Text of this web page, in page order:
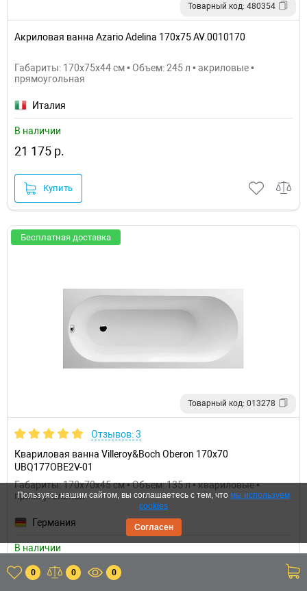
Товарный код: 480354
Акриловая ванна Azario Adelina 170х75 AV.0010170
Габариты: 170x75x44 см • Объем: 245 л • акриловые •
прямоугольная
Италия
В наличии
21 175 р.
Купить
Бесплатная доставка
Товарный код: 013278
Отзывов: 3
Квариловая ванна Villeroy&Boch Oberon 170x70
UBQ177OBE2V-01
Габариты: 170x70x45 см • Объем: 135 л • квариловые •
прямоугольная
Германия
В наличии
85 663 р.
0 0 0
Пользуясь нашим сайтом, вы соглашаетесь с тем, что мы используем
cookies
Согласен